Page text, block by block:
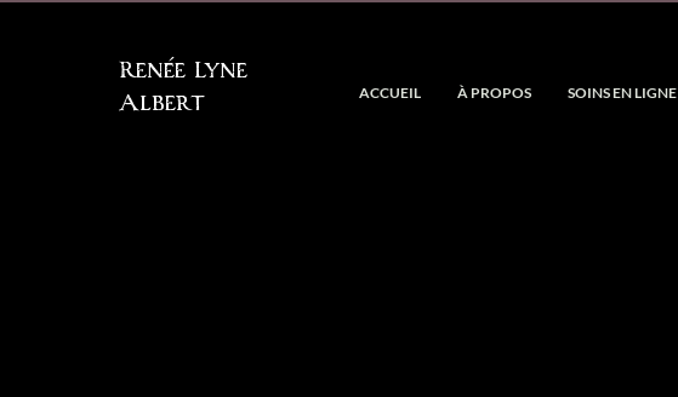
Renée Lyne
Albert
ACCUEIL À PROPOS SOINS EN LIGNE